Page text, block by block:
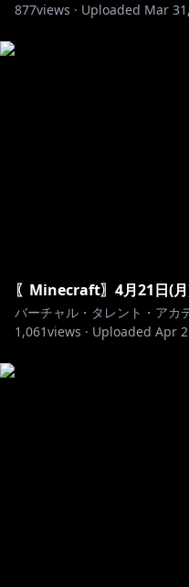
877views · Uploaded Mar
〖Minecraft〗4月21日(月
バーチャル・タレント・アカ
1,061views · Uploaded Apr